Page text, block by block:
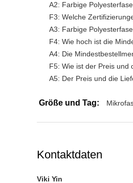
A2: Farbige
F3: Welche
A3: Farbige
F4: Wie hoch ist die
A4: Die
F5: Wie ist der Preis und
A5: Der Preis und die
Größe und Tag:
Kontaktdaten
Viki Yin